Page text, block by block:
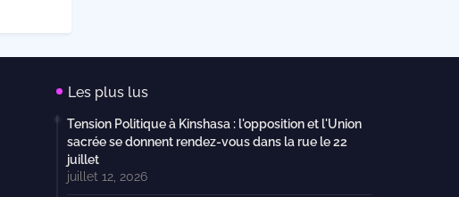
Les plus lus
Tension Politique à Kinshasa : l'opposition et l'Union
sacrée se donnent rendez-vous dans la rue le 22
juillet
juillet 12, 2026